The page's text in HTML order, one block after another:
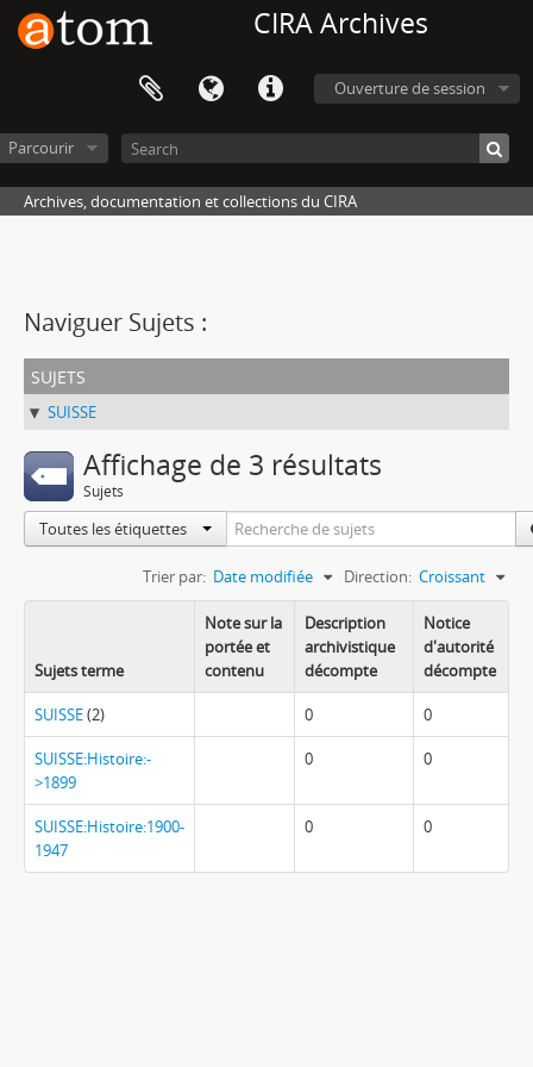
CIRA Archives
Ouverture de session
Parcourir
Archives, documentation et collections du CIRA
Naviguer Sujets :
sujets
SUISSE
Affichage de 3 résultats
Sujets
Toutes les étiquettes
Trier par: Date modifiée Direction: Croissant
Sujets terme
Note sur la
portée et
contenu
Description
archivistique
décompte
Notice
d'autorité
décompte
SUISSE(2) 0 0
SUISSE:Histoire:-
>1899
0 0
SUISSE:Histoire:1900-
1947
0 0